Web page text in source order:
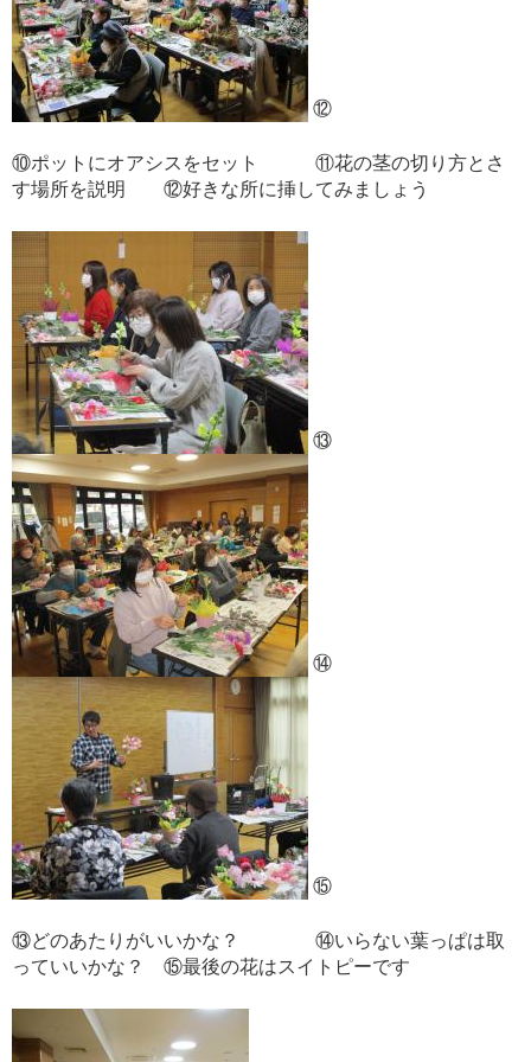
⑫
⑩ポットにオアシスをセット ⑪花の茎の切り方とさ
す場所を説明 ⑫好きな所に挿してみましょう
⑬
⑭
⑮
⑬どのあたりがいいかな？ ⑭いらない葉っぱは取
っていいかな？ ⑮最後の花はスイトピーです